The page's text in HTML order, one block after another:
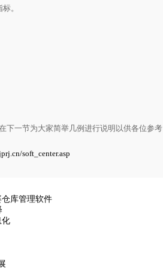
。
一节为大家简举几例进行说明以供各位参考
soft_center.asp
库管理软件
化